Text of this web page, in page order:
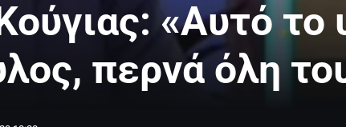
«Αυτό
περνά όλη